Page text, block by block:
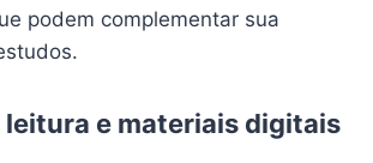
podem complementar sua
leitura e materiais digitais